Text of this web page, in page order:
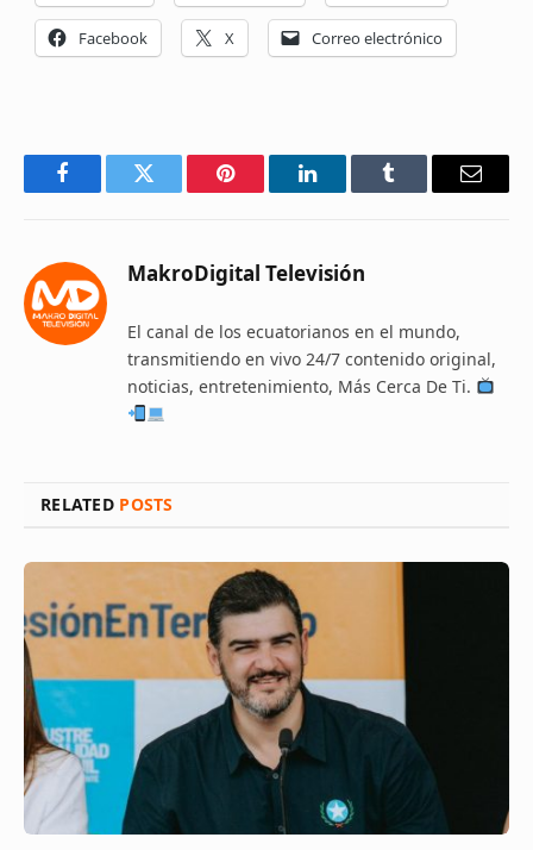
Facebook X Correo electrónico
FacebookTwitter Pinterest LinkedInTumblr Email
MakroDigital Televisión
El canal de los ecuatorianos en el mundo,
transmitiendo en vivo 24/7 contenido original,
noticias, entretenimiento, Más Cerca De Ti.
RELATED POSTS